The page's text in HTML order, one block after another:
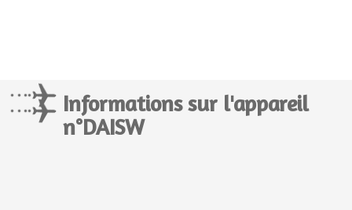
Informations sur l'appareil
n°DAISW